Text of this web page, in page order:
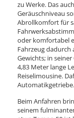
zu Werke. Das
Geräuschniveau
Abrollkomfort für
oder komfortabel
Fahrzeug dadurch
Gewichts; in
4,83 Meter lange
Reiselimousine.
Automatikgetriebe.
Beim Anfahren
seinem